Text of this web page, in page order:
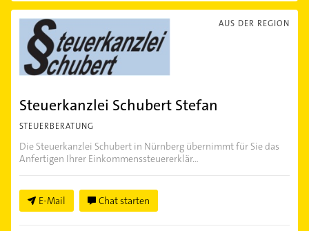
AUS DER REGION
Steuerkanzlei Schubert Stefan
STEUERBERATUNG
Die Steuerkanzlei Schubert in Nürnberg übernimmt für Sie das
Anfertigen Ihrer Einkommenssteuererklär...
E-Mail Chat starten